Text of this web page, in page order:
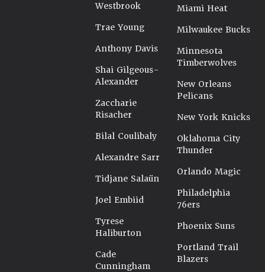
Westbrook
Trae Young
Anthony Davis
Shai Gilgeous-
Alexander
Zaccharie
Risacher
Bilal Coulibaly
Alexandre Sarr
Tidjane Salaün
Joel Embiid
Tyrese
Haliburton
Cade
Cunningham
Miami Heat
Milwaukee Bucks
Minnesota
Timberwolves
New Orleans
Pelicans
New York Knicks
Oklahoma City
Thunder
Orlando Magic
Philadelphia
76ers
Phoenix Suns
Portland Trail
Blazers